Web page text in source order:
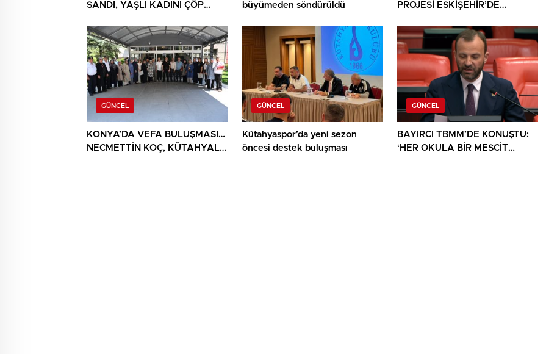
SANDI, YAŞLI KADINI ÇÖP
BULUNDU
büyümeden söndürüldü
PROJESİ ESKİŞEHİR’DE
BULUŞUYOR
GÜNCEL
KONYA’DA VEFA BULUŞMASI…
NECMETTİN KOÇ, KÜTAHYALI
GÜNCEL
Kütahyaspor’da yeni sezon
öncesi destek buluşması
GÜNCEL
BAYIRCI TBMM’DE KONUŞTU:
‘HER OKULA BİR MESCİT